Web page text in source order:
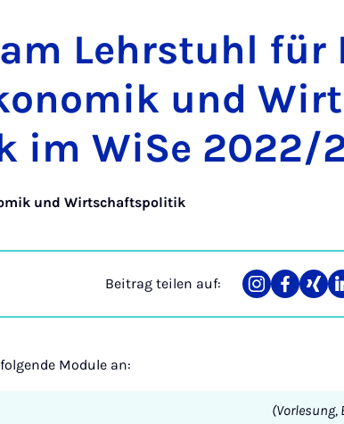
Lehr­stuhl
und
im Wi­Se 2022/
und Wirtschaftspolitik
Beitrag teilen auf:
Teilen
auf
Teilen
auf auf
Module an:
(Vorlesung,